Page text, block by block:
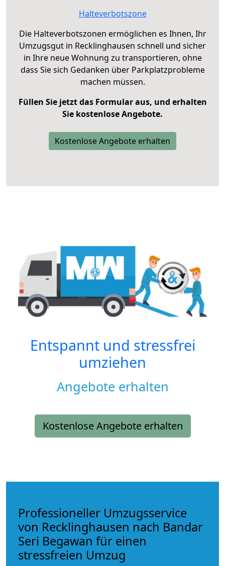
Halteverbotszone
Die Halteverbotszonen ermöglichen es Ihnen, Ihr
Umzugsgut in Recklinghausen schnell und sicher
in Ihre neue Wohnung zu transportieren, ohne
dass Sie sich Gedanken über Parkplatzprobleme
machen müssen.
Füllen Sie jetzt das Formular aus, und erhalten
Sie kostenlose Angebote.
Kostenlose Angebote erhalten
Entspannt und stressfrei
umziehen
Angebote erhalten
Kostenlose Angebote erhalten
Professioneller Umzugsservice
von Recklinghausen nach Bandar
Seri Begawan für einen
stressfreien Umzug